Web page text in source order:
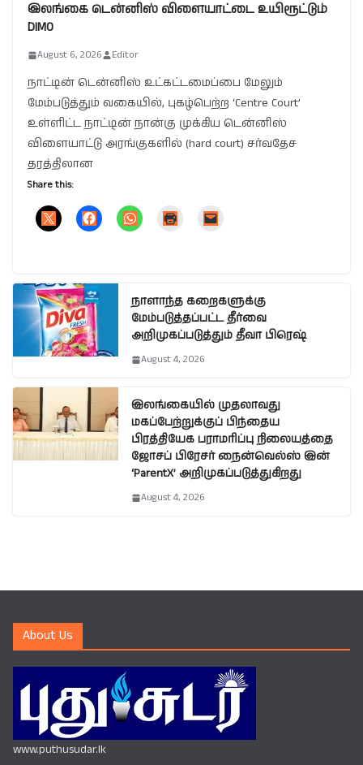
இலங்கை டென்னிஸ் விளையாட்டை உயிரூட்டும்
DIMO
August 6, 2026 Editor
நாட்டின் டென்னிஸ் உட்கட்டமைப்பை மேலும்
மேம்படுத்தும் வகையில், புகழ்பெற்ற ‘Centre Court’
உள்ளிட்ட நாட்டின் நான்கு முக்கிய டென்னிஸ்
விளையாட்டு அரங்குகளில் (hard court) சர்வதேச
தரத்திலான
Share this:
நாளாந்த கறைகளுக்கு
மேம்படுத்தப்பட்ட தீர்வை
அறிமுகப்படுத்தும் தீவா பிரெஷ்
August 4, 2026
இலங்கையில் முதலாவது
மகப்பேற்றுக்குப் பிந்தைய
பிரத்தியேக பராமரிப்பு நிலையத்தை
ஜோசப் பிரேசர் நைன்வெல்ஸ் இன்
‘ParentX’ அறிமுகப்படுத்துகிறது
August 4, 2026
About Us
www.puthusudar.lk